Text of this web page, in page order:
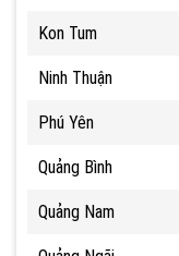
Kon Tum
Ninh Thuận
Phú Yên
Quảng Bình
Quảng Nam